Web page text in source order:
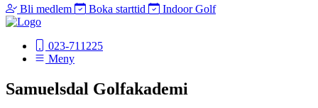
Bli medlem Boka starttid Indoor Golf
023-711225
Meny
Samuelsdal Golfakademi